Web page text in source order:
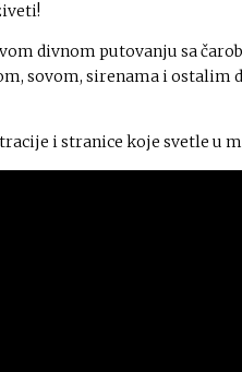
divnom putovanju sa
sovom, sirenama i ostalim
i stranice koje svetle u